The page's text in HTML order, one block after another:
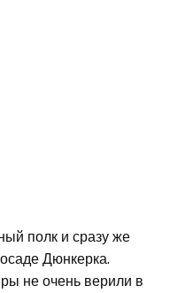
полк и сразу же
Дюнкерка.
не очень верили в